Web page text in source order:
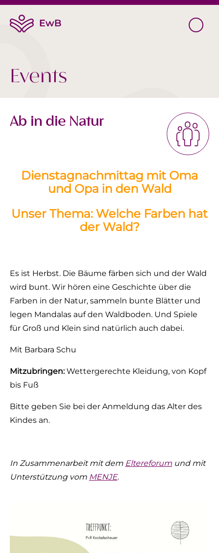
Events
Ab in die Natur
Dienstagnachmittag mit Oma
und Opa in den Wald
Unser Thema: Welche Farben hat
der Wald?
Es ist Herbst. Die Bäume färben sich und der Wald
wird bunt. Wir hören eine Geschichte über die
Farben in der Natur, sammeln bunte Blätter und
legen Mandalas auf den Waldboden. Und Spiele
für Groß und Klein sind natürlich auch dabei.
Mit Barbara Schu
Mitzubringen:Wettergerechte Kleidung, von Kopf
bis Fuß
Bitte geben Sie bei der Anmeldung das Alter des
Kindes an.
In Zusammenarbeit mit dem Eltereforum und mit
Unterstützung vom MENJE.